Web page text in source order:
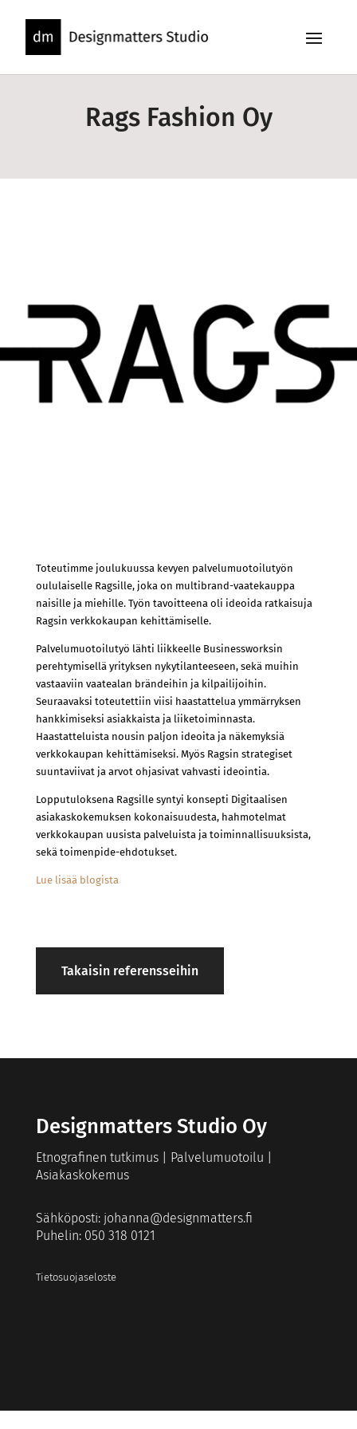
content
Rags Fashion Oy
Toteutimme joulukuussa kevyen palvelumuotoilutyön
oululaiselle Ragsille, joka on multibrand-vaatekauppa
naisille ja miehille. Työn tavoitteena oli ideoida ratkaisuja
Ragsin verkkokaupan kehittämiselle.
Palvelumuotoilutyö lähti liikkeelle Businessworksin
perehtymisellä yrityksen nykytilanteeseen, sekä muihin
vastaaviin vaatealan brändeihin ja kilpailijoihin.
Seuraavaksi toteutettiin viisi haastattelua ymmärryksen
hankkimiseksi asiakkaista ja liiketoiminnasta.
Haastatteluista nousin paljon ideoita ja näkemyksiä
verkkokaupan kehittämiseksi. Myös Ragsin strategiset
suuntaviivat ja arvot ohjasivat vahvasti ideointia.
Lopputuloksena Ragsille syntyi konsepti Digitaalisen
asiakaskokemuksen kokonaisuudesta, hahmotelmat
verkkokaupan uusista palveluista ja toiminnallisuuksista,
sekä toimenpide-ehdotukset.
Lue lisää blogista
Takaisin referensseihin
Designmatters Studio Oy
Etnografinen tutkimus | Palvelumuotoilu |
Asiakaskokemus
Sähköposti: johanna@designmatters.fi
Puhelin: 050 318 0121
Tietosuojaseloste